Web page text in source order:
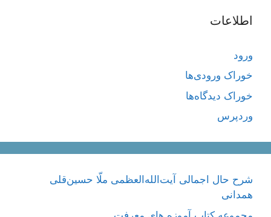
اطلاعات
ورود
خوراک ورودی‌ها
خوراک دیدگاه‌ها
وردپرس
شرح حال اجمالی آیت‌الله‌العظمی ملّا حسین‌قلی
همدانی